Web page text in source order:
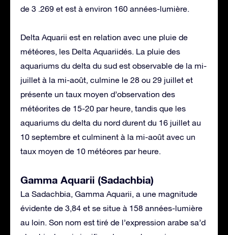
de 3 .269 et est à environ 160 années-lumière.
Delta Aquarii est en relation avec une pluie de
météores, les Delta Aquariidés. La pluie des
aquariums du delta du sud est observable de la mi-
juillet à la mi-août, culmine le 28 ou 29 juillet et
présente un taux moyen d’observation des
météorites de 15-20 par heure, tandis que les
aquariums du delta du nord durent du 16 juillet au
10 septembre et culminent à la mi-août avec un
taux moyen de 10 météores par heure.
Gamma Aquarii (Sadachbia)
La Sadachbia, Gamma Aquarii, a une magnitude
évidente de 3,84 et se situe à 158 années-lumière
au loin. Son nom est tiré de l’expression arabe sa’d